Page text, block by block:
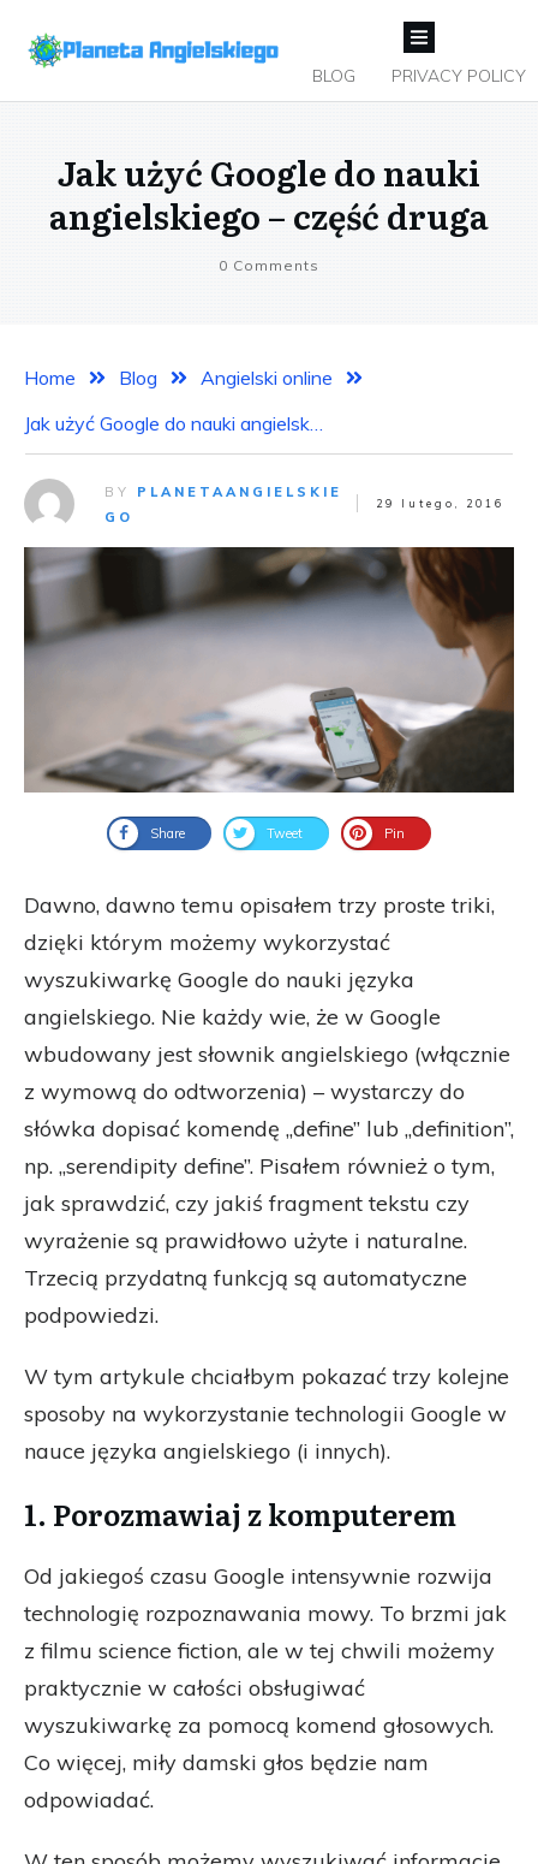
BLOG PRIVACY POLICY
Jak użyć Google do nauki
angielskiego – część druga
0 Comments
Home Blog
Angielski online
BY PLANETAANGIELSKIE
GO
29 lutego, 2016
Share Tweet Pin
Dawno, dawno temu opisałem trzy proste triki,
dzięki którym możemy wykorzystać
wyszukiwarkę Google do nauki języka
angielskiego. Nie każdy wie, że w Google
wbudowany jest słownik angielskiego (włącznie
z wymową do odtworzenia) – wystarczy do
słówka dopisać komendę „define” lub „definition”,
np. „serendipity define”. Pisałem również o tym,
jak sprawdzić, czy jakiś fragment tekstu czy
wyrażenie są prawidłowo użyte i naturalne.
Trzecią przydatną funkcją są automatyczne
podpowiedzi.
W tym artykule chciałbym pokazać trzy kolejne
sposoby na wykorzystanie technologii Google w
nauce języka angielskiego (i innych).
1. Porozmawiaj z komputerem
Od jakiegoś czasu Google intensywnie rozwija
technologię rozpoznawania mowy. To brzmi jak
z filmu science fiction, ale w tej chwili możemy
praktycznie w całości obsługiwać
wyszukiwarkę za pomocą komend głosowych.
Co więcej, miły damski głos będzie nam
odpowiadać.